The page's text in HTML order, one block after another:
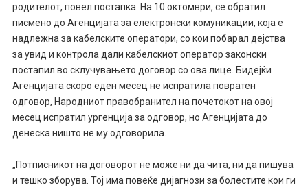
родителот, повел постапка. На 10 октомври, се обратил
писмено до Агенцијата за електронски комуникации, која е
надлежна за кабелските оператори, со кои побарал дејства
за увид и контрола дали кабелскиот оператор законски
постапил во склучувањето договор со ова лице. Бидејќи
Агенцијата скоро еден месец не испратила повратен
одговор, Народниот правобранител на почетокот на овој
месец испратил ургенција за одговор, но Агенцијата до
денеска ништо не му одговорила.
„Потписникот на договорот не може ни да чита, ни да пишува
и тешко зборува. Тој има повеќе дијагнози за болестите кои ги